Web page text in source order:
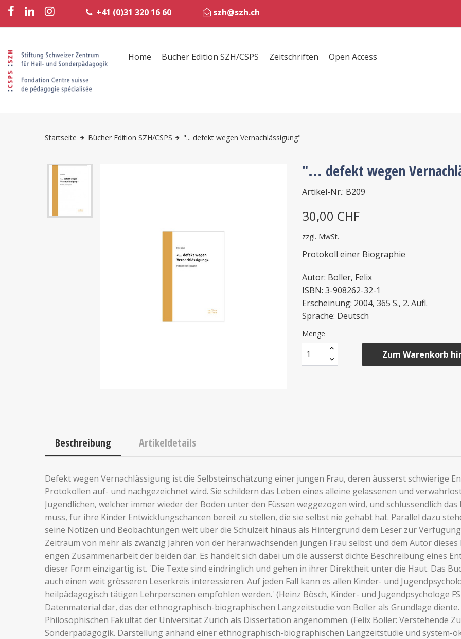
+41 (0)31 320 16 60 szh@szh.ch
Home Bücher Edition SZH/CSPS Zeitschriften Open Access
Startseite Bücher Edition SZH/CSPS "... defekt wegen Vernachlässigung"
"... defekt wegen
Artikel-Nr.: B209
30,00 CHF
zzgl. MwSt.
Protokoll einer Biographie
Autor: Boller, Felix
ISBN: 3-908262-32-1
Erscheinung: 2004, 365 S., 2. Aufl.
Sprache: Deutsch
Menge
Zum Warenkorb
Beschreibung Artikeldetails
Defekt wegen Vernachlässigung ist die Selbsteinschätzung einer jungen Frau, deren äusserst schwierige
Protokollen auf- und nachgezeichnet wird. Sie schildern das Leben eines alleine gelassenen und
Jugendlichen, welcher immer wieder der Boden unter den Füssen weggezogen wird, und schlussendlich
muss, für ihre Kinder Entwicklungschancen bereit zu stellen, die sie selbst nie gehabt hat. Parallel dazu
seine Notizen und Beobachtungen weit über die Schulzeit hinaus als Hintergrund dem Leser zur
Zeitraum von mehr als zwanzig Jahren von der heranwachsenden jungen Frau selbst und dem Autor
engen Zusammenarbeit der beiden dar. Es handelt sich dabei um die äusserst dichte Beschreibung eines
dieser Form einzigartig ist. 'Die Texte sind eindringlich und gehen in ihrer Direktheit unter die Haut. Das
auch einen weit grösseren Leserkreis interessieren. Auf jeden Fall kann es allen Kinder- und
heilpädagogisch tätigen Lehrpersonen empfohlen werden.' (Heinz Bösch, Kinder- und Jugendpsychologe
Datenmaterial dar, das der ethnographisch-biographischen Langzeitstudie von Boller als Grundlage
Philosophischen Fakultät der Universität Zürich als Dissertation angenommen. (Felix Boller: Verstehende
Sonderpädagogik. Darstellung anhand einer ethnographisch-biographischen Langzeitstudie und system-